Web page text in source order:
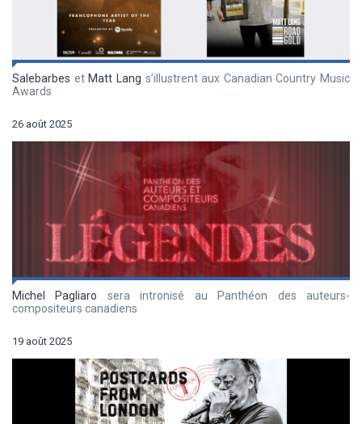
Salebarbes et Matt Lang s’illustrent aux Canadian Country Music
Awards
26 août 2025
Michel Pagliaro sera intronisé au Panthéon des auteurs-
compositeurs canadiens
19 août 2025